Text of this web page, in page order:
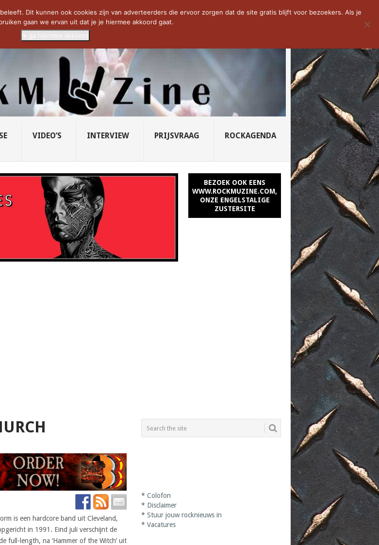
OF LIONS – U... SAVATAGE KOMT TERUG IN 0... CD VAN DE WEEK: SLEEPING...
VIDEO’S INTERVIEW PRIJSVRAAG ROCKAGENDA
BEZOEK OOK EENS
WWW.ROCKMUZINE.COM,
ONZE ENGELSTALIGE
ZUSTERSITE
is een hardcore band uit Cleveland,
in 1991. Eind juli verschijnt de
full-length, na ‘Hammer of the Witch’ uit
*Colofon
* Disclaimer
*Stuur jouw rocknieuws in
*Vacatures
Dit kunnen ook cookies zijn van adverteerders die ervoor zorgen dat de site gratis blijft voor bezoekers. Als je
gaan we ervan uit dat je je hiermee akkoord gaat.
Ik ga hiermee akkoord